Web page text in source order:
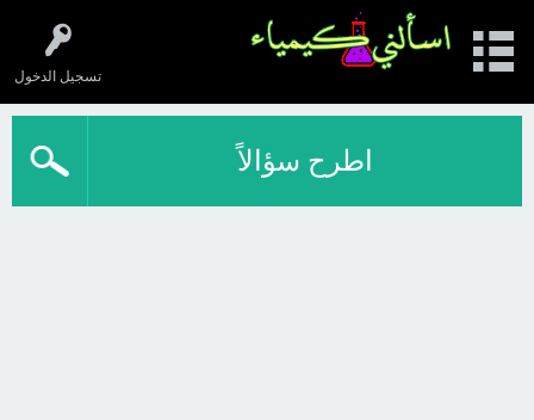
تسجيل الدخول
اطرح سؤالاً